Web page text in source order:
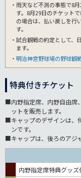
・雨天など不測の事態で8
す。8月29日のチケット
の場合は、払い戻しを行
す。
・試合観戦の約定として、
ます。
・ 明治神宮野球場の野球観
特典付きチケット
■内野指定席、内野自由席
ットを販売します。
■キャップのデザインは、
ンです。
■キャップは、後ろのアジ
内野指定席特典グッズ